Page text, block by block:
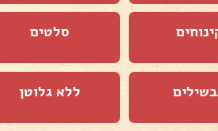
סלטים
ללא גלוטן